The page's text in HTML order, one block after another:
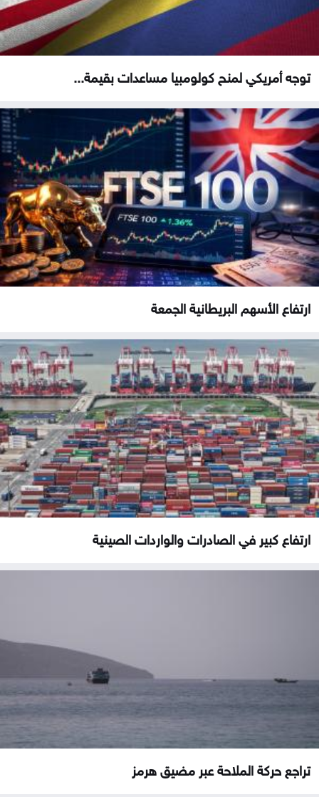
توجه أمريكي لمنح كولومبيا مساعدات بقيمة...
ارتفاع الأسهم البريطانية الجمعة
ارتفاع كبير في الصادرات والواردات الصينية
تراجع حركة الملاحة عبر مضيق هرمز